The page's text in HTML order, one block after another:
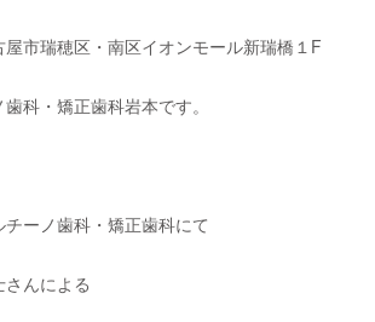
市瑞穂区・南区イオンモール新瑞橋１ F
歯科・矯正歯科岩本です。
ーノ歯科・矯正歯科にて
んによる